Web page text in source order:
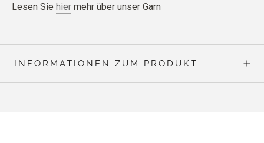
Lesen Sie hier mehr über unser Garn
INFORMATIONEN ZUM PRODUKT